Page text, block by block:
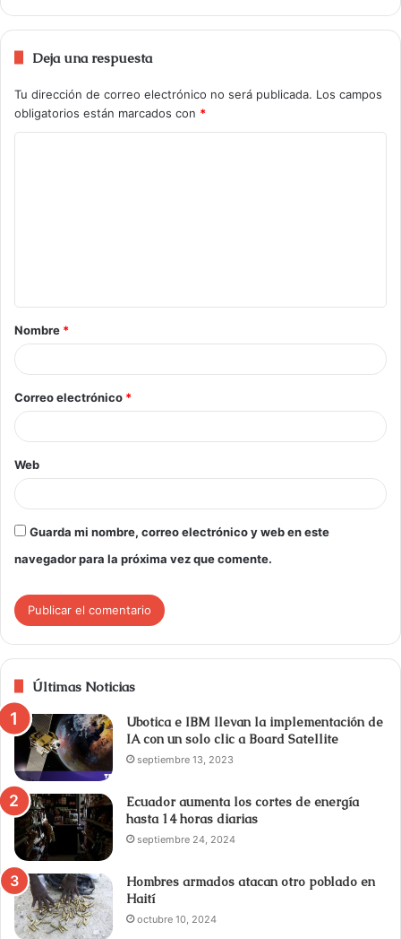
Deja una respuesta
Tu dirección de correo electrónico no será publicada. Los campos
obligatorios están marcados con *
Nombre *
Correo electrónico *
Web
Guarda mi nombre, correo electrónico y web en este
navegador para la próxima vez que comente.
Últimas Noticias
Ubotica e IBM llevan la implementación de
IA con un solo clic a Board Satellite
septiembre 13, 2023
Ecuador aumenta los cortes de energía
hasta 14 horas diarias
septiembre 24, 2024
Hombres armados atacan otro poblado en
Haití
octubre 10, 2024